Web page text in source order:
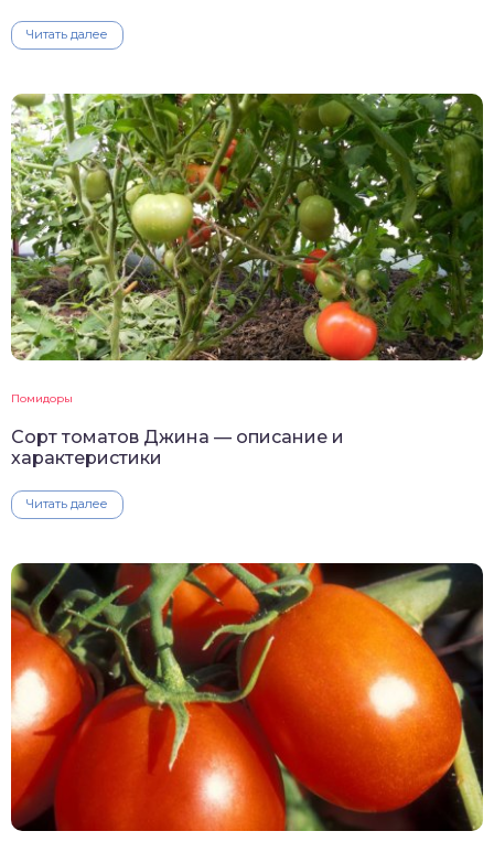
Читать далее
Помидоры
Сорт томатов Джина — описание и
характеристики
Читать далее